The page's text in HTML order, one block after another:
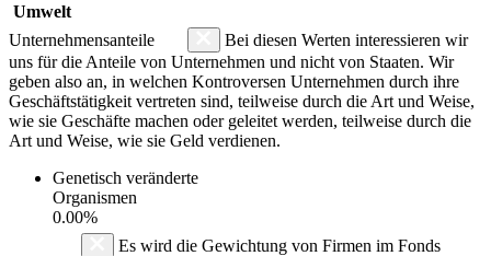
Umwelt
Unternehmensanteile
Bei diesen Werten interessieren wir
uns für die Anteile von Unternehmen und nicht von Staaten. Wir
geben also an, in welchen Kontroversen Unternehmen durch ihre
Geschäftstätigkeit vertreten sind, teilweise durch die Art und Weise,
wie sie Geschäfte machen oder geleitet werden, teilweise durch die
Art und Weise, wie sie Geld verdienen.
Genetisch veränderte
Organismen
0.00%
Es wird die Gewichtung von Firmen im Fonds